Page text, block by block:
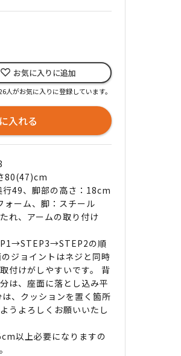
お気に入りに追加
人がお気に入りに登録しています。
入れる
80(47)cm
49、脚部の高さ：18cm
ォーム、脚：スチール
れ、アームの取り付け
の順
ジョイントはネジと同時
付けがしやすいです。 背
は、座面に落とし込み平
、クッションを置く箇所
うよろしくお願いいたし
以上必要になりますの